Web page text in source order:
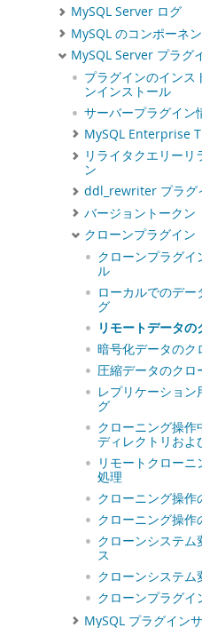
MySQL Server ログ
MySQL のコンポーネ
MySQL Server プラグ
プラグインのインス
ンインストール
サーバープラグイン
MySQL Enterprise
リライタクエリーリ
ン
ddl_rewriter プラグ
バージョントークン
クローンプラグイン
クローンプラグイ
ル
ローカルでのデー
グ
リモートデータの
暗号化データのク
圧縮データのクロ
レプリケーション
グ
クローニング操作
ディレクトリおよ
リモートクローニ
処理
クローニング操作
クローニング操作
クローンシステム
ス
クローンシステム
クローンプラグイ
MySQL プラグイン